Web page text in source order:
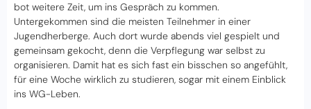
bot weitere Zeit, um ins Gespräch zu kommen.
Untergekommen sind die meisten Teilnehmer in einer
Jugendherberge. Auch dort wurde abends viel gespielt und
gemeinsam gekocht, denn die Verpflegung war selbst zu
organisieren. Damit hat es sich fast ein bisschen so angefühlt,
für eine Woche wirklich zu studieren, sogar mit einem Einblick
ins WG-Leben.